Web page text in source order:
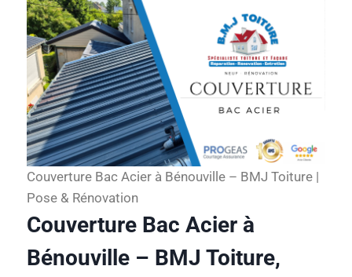
Couverture Bac Acier à Bénouville – BMJ Toiture |
Pose & Rénovation
Couverture Bac Acier à
Bénouville – BMJ Toiture,